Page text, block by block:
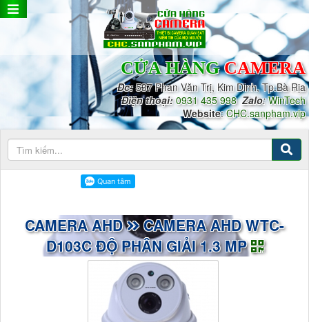
CỬA HÀNG CAMERA
Đc:537 Phan Văn Trị, Kim Dinh, Tp.Bà Rịa
Điện thoại: 0931 435 998 Zalo: WinTech
Website:CHC.sanpham.vip
CAMERA AHD CAMERA AHD WTC-
D103C ĐỘ PHÂN GIẢI 1.3 MP